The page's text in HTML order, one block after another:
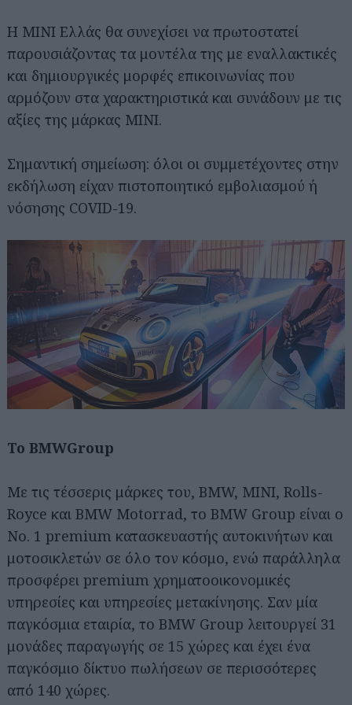
Η MINI Ελλάς θα συνεχίσει να πρωτοστατεί
παρουσιάζοντας τα μοντέλα της με εναλλακτικές
και δημιουργικές μορφές επικοινωνίας που
αρμόζουν στα χαρακτηριστικά και συνάδουν με τις
αξίες της μάρκας ΜΙΝΙ.
Σημαντική σημείωση: όλοι οι συμμετέχοντες στην
εκδήλωση είχαν πιστοποιητικό εμβολιασμού ή
νόσησης COVID-19.
Το BMWGroup
Με τις τέσσερις μάρκες του, BMW, MINI, Rolls-
Royce και BMW Motorrad, το BMW Group είναι ο
Νο. 1 premium κατασκευαστής αυτοκινήτων και
μοτοσικλετών σε όλο τον κόσμο, ενώ παράλληλα
προσφέρει premium χρηματοοικονομικές
υπηρεσίες και υπηρεσίες μετακίνησης. Σαν μία
παγκόσμια εταιρία, το BMW Group λειτουργεί 31
μονάδες παραγωγής σε 15 χώρες και έχει ένα
παγκόσμιο δίκτυο πωλήσεων σε περισσότερες
από 140 χώρες.